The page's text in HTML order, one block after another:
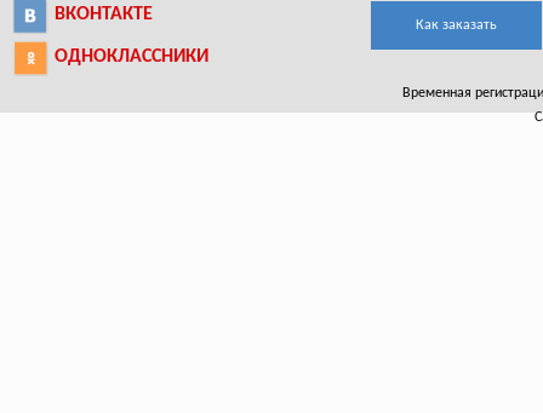
ВКОНТАКТЕ
ОДНОКЛАССНИКИ
Как заказать
Временная